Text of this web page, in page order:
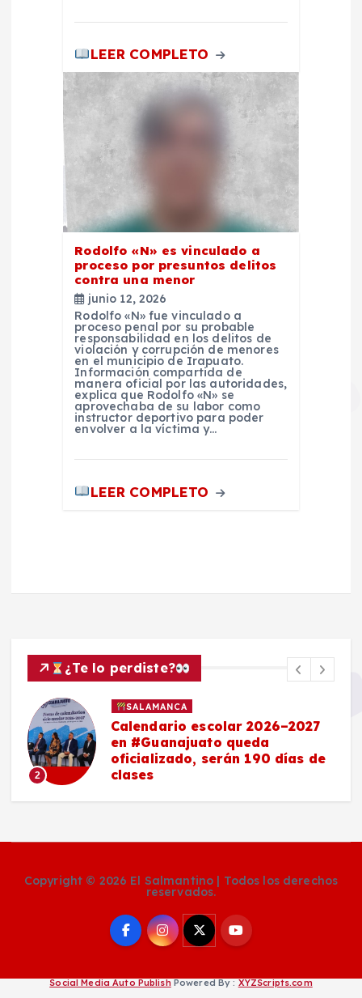
LEER COMPLETO
Rodolfo «N» es vinculado a
proceso por presuntos delitos
contra una menor
junio 12, 2026
Rodolfo «N» fue vinculado a
proceso penal por su probable
responsabilidad en los delitos de
violación y corrupción de menores
en el municipio de Irapuato.
Información compartida de
manera oficial por las autoridades,
explica que Rodolfo «N» se
aprovechaba de su labor como
instructor deportivo para poder
envolver a la víctima y…
LEER COMPLETO
¿Te lo perdiste?
2
SALAMANCA
Calendario escolar 2026–2027
en #Guanajuato queda
oficializado, serán 190 días de
clases
Copyright © 2026 El Salmantino | Todos los derechos
reservados.
Social Media Auto Publish Powered By : XYZScripts.com